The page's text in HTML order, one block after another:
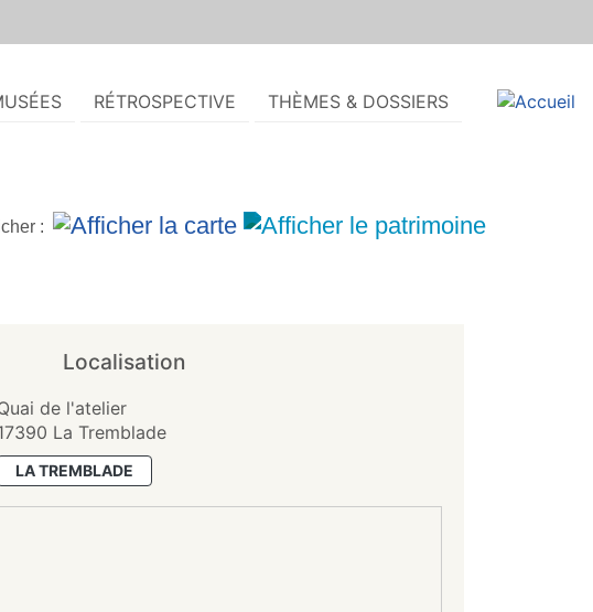
RÉTROSPECTIVE THÈMES & DOSSIERS
:
Localisation
de l'atelier
La Tremblade
LA TREMBLADE